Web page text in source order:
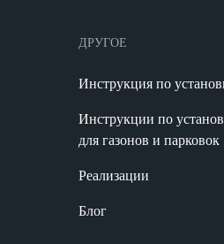
ДРУГОЕ
Инструкция по
Инструкции по
для газонов и парковок
Реализации
Блог